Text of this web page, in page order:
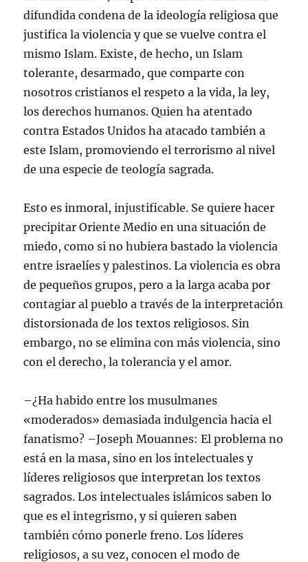
difundida condena de la ideología religiosa que
justifica la violencia y que se vuelve contra el
mismo Islam. Existe, de hecho, un Islam
tolerante, desarmado, que comparte con
nosotros cristianos el respeto a la vida, la ley,
los derechos humanos. Quien ha atentado
contra Estados Unidos ha atacado también a
este Islam, promoviendo el terrorismo al nivel
de una especie de teología sagrada.
Esto es inmoral, injustificable. Se quiere hacer
precipitar Oriente Medio en una situación de
miedo, como si no hubiera bastado la violencia
entre israelíes y palestinos. La violencia es obra
de pequeños grupos, pero a la larga acaba por
contagiar al pueblo a través de la interpretación
distorsionada de los textos religiosos. Sin
embargo, no se elimina con más violencia, sino
con el derecho, la tolerancia y el amor.
–¿Ha habido entre los musulmanes
«moderados» demasiada indulgencia hacia el
fanatismo? –Joseph Mouannes: El problema no
está en la masa, sino en los intelectuales y
líderes religiosos que interpretan los textos
sagrados. Los intelectuales islámicos saben lo
que es el integrismo, y si quieren saben
también cómo ponerle freno. Los líderes
religiosos, a su vez, conocen el modo de